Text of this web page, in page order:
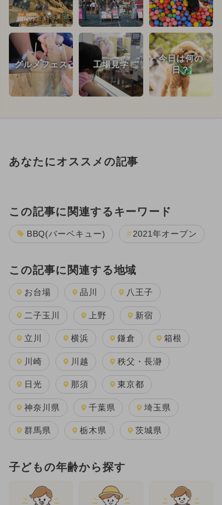
グルメフェス 工場見学
今日は何の
日？
あなたにオススメの記事
この記事に関連するキーワード
BBQ(バーベキュー) 2021年オープン
この記事に関連する地域
お台場 品川 八王子
二子玉川 上野 新宿
立川 横浜 鎌倉 箱根
川崎 川越 秩父・長瀞
日光 那須 東京都
神奈川県 千葉県 埼玉県
群馬県 栃木県 茨城県
子どもの年齢から探す